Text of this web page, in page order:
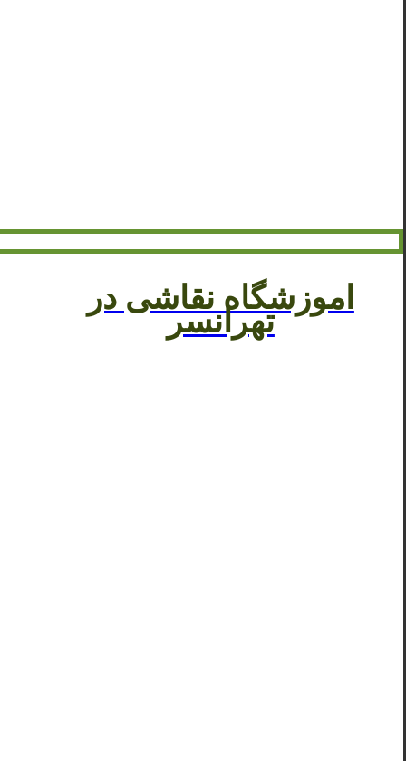
اموزشگاه نقاشی در
تهرانسر